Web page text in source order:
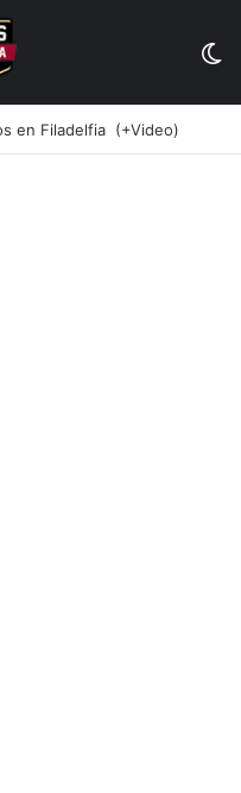
en Filadelfia (+Video)